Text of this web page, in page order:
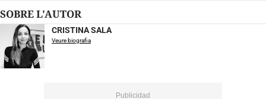
SOBRE L'AUTOR
CRISTINA SALA
Veure biografia